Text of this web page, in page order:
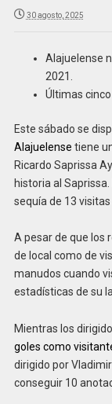
30 agosto, 2025
Alajuelense
2021.
Últimas
Este sábado se
Alajuelense tiene
Ricardo Saprissa
historia al
sequía de 13
A pesar de que los
de local como de
manudos cuando
estadísticas de su
Mientras los
goles como
dirigido por
conseguir 10